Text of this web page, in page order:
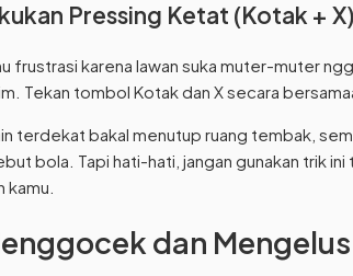
Pressing Ketat (Kotak + X)
frustrasi karena lawan suka muter-muter
Tekan tombol Kotak dan X secara
terdekat bakal menutup ruang tembak,
bola. Tapi hati-hati, jangan gunakan trik
kamu.
dan